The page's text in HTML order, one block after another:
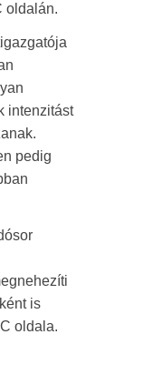
oldalán.
intenzitást
pedig
is
oldala.